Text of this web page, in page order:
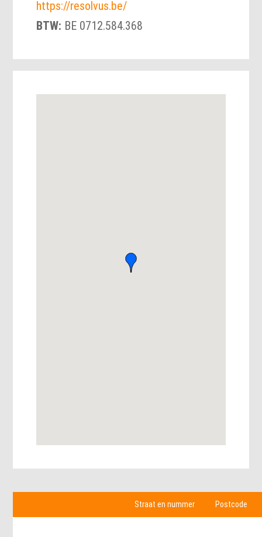
https://resolvus.be/
BTW: BE 0712.584.368
Straat en nummer Postcode